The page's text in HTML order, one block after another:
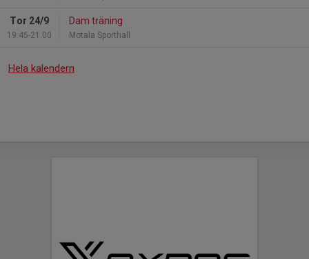
Tor 24/9
19:45-21:00
Dam träning
Motala Sporthall
Hela kalendern